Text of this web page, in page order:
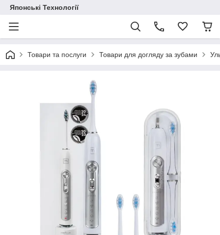
Японські Технології
Товари та послуги Товари для догляду за зубами